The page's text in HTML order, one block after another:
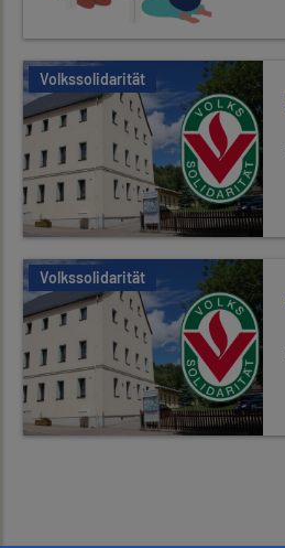
Volkssolidarität
Volkssolidarität